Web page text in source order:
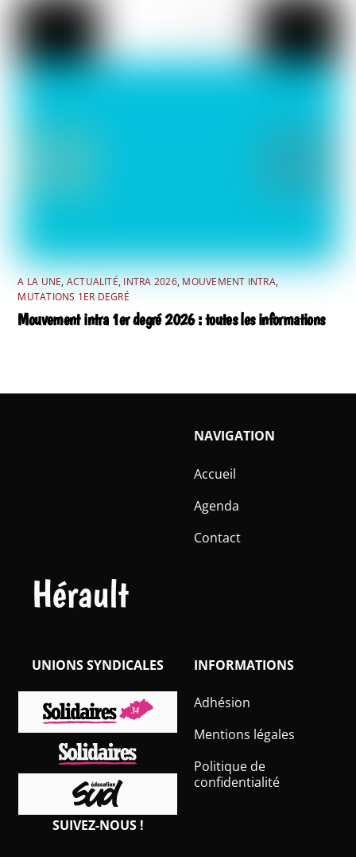
A LA UNE,ACTUALITÉ,INTRA 2026,MOUVEMENT INTRA,
MUTATIONS 1ER DEGRÉ
Mouvement intra 1er degré 2026 : toutes les informations
Hérault
NAVIGATION
Accueil
Agenda
Contact
INFORMATIONS
Adhésion
Mentions légales
Politique de
confidentialité
SUIVEZ-NOUS !
UNIONS SYNDICALES